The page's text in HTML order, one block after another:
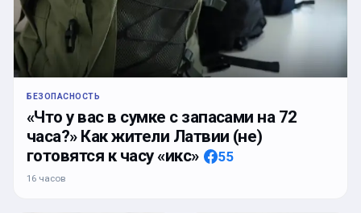
БЕЗОПАСНОСТЬ
«Что у вас в сумке с запасами на 72
часа?» Как жители Латвии (не)
готовятся к часу «икс»
55
16 часов